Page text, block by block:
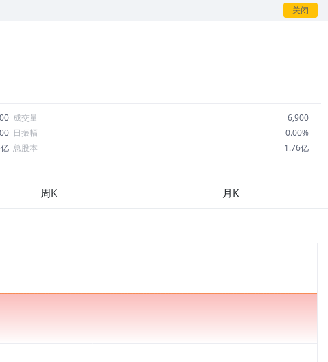
关闭
成交量
6,900
日振幅
0.00%
总股本
1.76亿
周K 月K